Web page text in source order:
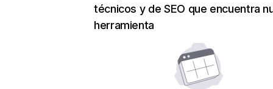
técnicos y de SEO que encuentra
herramienta